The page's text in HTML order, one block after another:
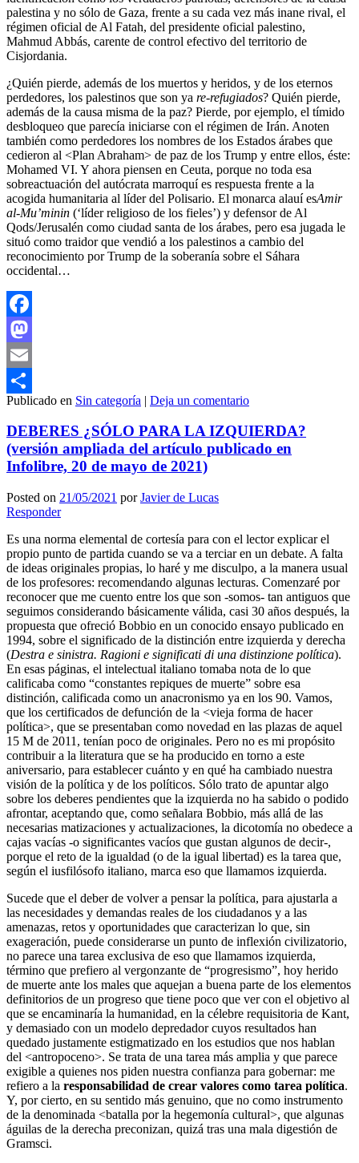
palestina y no sólo de Gaza, frente a su cada vez más inane rival, el
régimen oficial de Al Fatah, del presidente oficial palestino,
Mahmud Abbás, carente de control efectivo del territorio de
Cisjordania.
¿Quién pierde, además de los muertos y heridos, y de los eternos
perdedores, los palestinos que son ya re-refugiados? Quién pierde,
además de la causa misma de la paz? Pierde, por ejemplo, el tímido
desbloqueo que parecía iniciarse con el régimen de Irán. Anoten
también como perdedores los nombres de los Estados árabes que
cedieron al <Plan Abraham> de paz de los Trump y entre ellos, éste:
Mohamed VI. Y ahora piensen en Ceuta, porque no toda esa
sobreactuación del autócrata marroquí es respuesta frente a la
acogida humanitaria al líder del Polisario. El monarca alauí esAmir
al-Mu’minin (‘líder religioso de los fieles’) y defensor de Al
Qods/Jerusalén como ciudad santa de los árabes, pero esa jugada le
situó como traidor que vendió a los palestinos a cambio del
reconocimiento por Trump de la soberanía sobre el Sáhara
occidental…
Facebook
Mastodon
Email
Compartir
Publicado en Sin categoría | Deja un comentario
DEBERES ¿SÓLO PARA LA IZQUIERDA?
(versión ampliada del artículo publicado en
Infolibre, 20 de mayo de 2021)
Posted on 21/05/2021 porJavier de Lucas
Responder
Es una norma elemental de cortesía para con el lector explicar el
propio punto de partida cuando se va a terciar en un debate. A falta
de ideas originales propias, lo haré y me disculpo, a la manera usual
de los profesores: recomendando algunas lecturas. Comenzaré por
reconocer que me cuento entre los que son -somos- tan antiguos que
seguimos considerando básicamente válida, casi 30 años después, la
propuesta que ofreció Bobbio en un conocido ensayo publicado en
1994, sobre el significado de la distinción entre izquierda y derecha
(Destra e sinistra. Ragioni e significati di una distinzione política).
En esas páginas, el intelectual italiano tomaba nota de lo que
calificaba como “constantes repiques de muerte” sobre esa
distinción, calificada como un anacronismo ya en los 90. Vamos,
que los certificados de defunción de la <vieja forma de hacer
política>, que se presentaban como novedad en las plazas de aquel
15 M de 2011, tenían poco de originales. Pero no es mi propósito
contribuir a la literatura que se ha producido en torno a este
aniversario, para establecer cuánto y en qué ha cambiado nuestra
visión de la política y de los políticos. Sólo trato de apuntar algo
sobre los deberes pendientes que la izquierda no ha sabido o podido
afrontar, aceptando que, como señalara Bobbio, más allá de las
necesarias matizaciones y actualizaciones, la dicotomía no obedece a
cajas vacías -o significantes vacíos que gustan algunos de decir-,
porque el reto de la igualdad (o de la igual libertad) es la tarea que,
según el iusfilósofo italiano, marca eso que llamamos izquierda.
Sucede que el deber de volver a pensar la política, para ajustarla a
las necesidades y demandas reales de los ciudadanos y a las
amenazas, retos y oportunidades que caracterizan lo que, sin
exageración, puede considerarse un punto de inflexión civilizatorio,
no parece una tarea exclusiva de eso que llamamos izquierda,
término que prefiero al vergonzante de “progresismo”, hoy herido
de muerte ante los males que aquejan a buena parte de los elementos
definitorios de un progreso que tiene poco que ver con el objetivo al
que se encaminaría la humanidad, en la célebre requisitoria de Kant,
y demasiado con un modelo depredador cuyos resultados han
quedado justamente estigmatizado en los estudios que nos hablan
del <antropoceno>. Se trata de una tarea más amplia y que parece
exigible a quienes nos piden nuestra confianza para gobernar: me
refiero a la responsabilidad de crear valores como tarea política.
Y, por cierto, en su sentido más genuino, que no como instrumento
de la denominada <batalla por la hegemonía cultural>, que algunas
águilas de la derecha preconizan, quizá tras una mala digestión de
Gramsci.